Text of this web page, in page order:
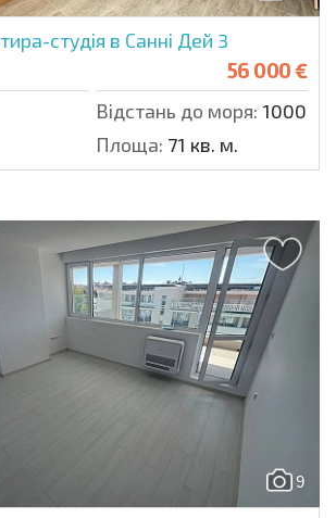
студія в Санні Дей 3
56 000 €
Відстань до моря: 1000 м.
Площа: 71 кв. м.
9